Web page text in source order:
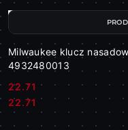
Milwaukee klucz
4932480013
Cena:
22.71
Cena:
22.71